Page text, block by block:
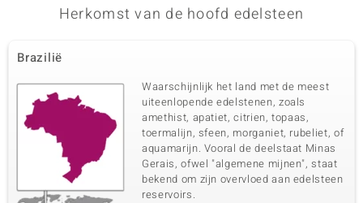
Herkomst van de hoofd edelsteen
Brazilië
Waarschijnlijk het land met de meest
uiteenlopende edelstenen, zoals
amethist, apatiet, citrien, topaas,
toermalijn, sfeen, morganiet, rubeliet, of
aquamarijn. Vooral de deelstaat Minas
Gerais, ofwel "algemene mijnen", staat
bekend om zijn overvloed aan edelsteen
reservoirs.